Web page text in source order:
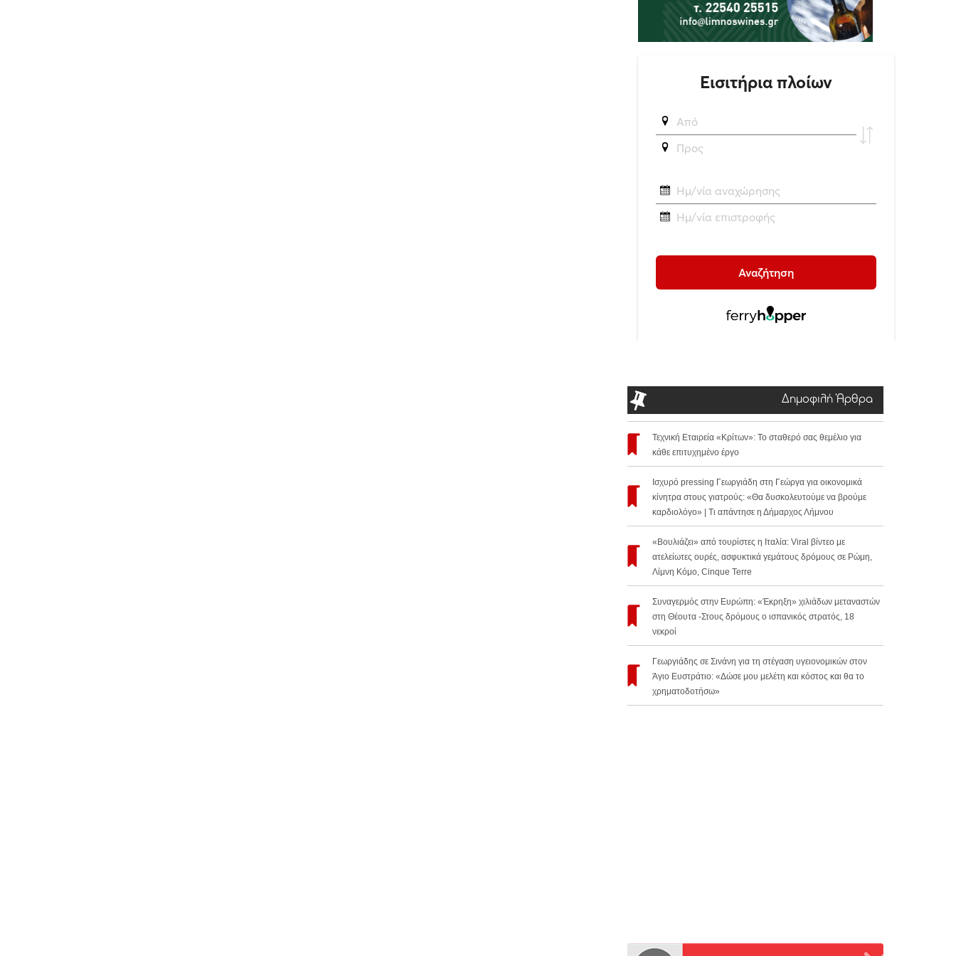
Δημοφιλή Άρθρα
Τεχνική Εταιρεία «Κρίτων»: Το σταθερό σας θεμέλιο για
κάθε επιτυχημένο έργο
Ισχυρό pressing Γεωργιάδη στη Γεώργα για οικονομικά
κίνητρα στους γιατρούς: «Θα δυσκολευτούμε να βρούμε
καρδιολόγο» | Τι απάντησε η Δήμαρχος Λήμνου
«Βουλιάζει» από τουρίστες η Ιταλία: Viral βίντεο με
ατελείωτες ουρές, ασφυκτικά γεμάτους δρόμους σε Ρώμη,
Λίμνη Κόμο, Cinque Terre
Συναγερμός στην Ευρώπη: «Έκρηξη» χιλιάδων μεταναστών
στη Θέουτα -Στους δρόμους ο ισπανικός στρατός, 18
νεκροί
Γεωργιάδης σε Σινάνη για τη στέγαση υγειονομικών στον
Άγιο Ευστράτιο: «Δώσε μου μελέτη και κόστος και θα το
χρηματοδοτήσω»